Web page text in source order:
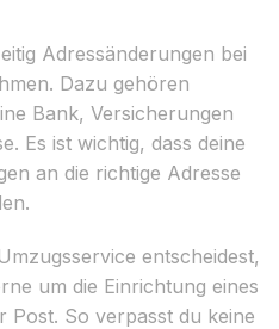
Adressänderungen bei
Dazu gehören
Bank, Versicherungen
Es ist wichtig, dass deine
an die richtige Adresse
entscheidest,
um die Einrichtung eines
Post. So verpasst du keine